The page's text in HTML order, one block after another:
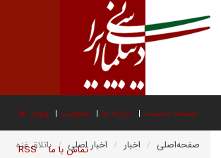
صفحه نخست درباره ما عضویت پیوند ها
تماس با ما RSS صفحه‌اصلی اخبار اخبار اصلی باتلاق غزه